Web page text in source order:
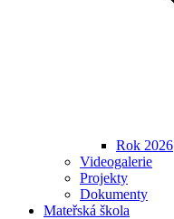
Rok 2026
Videogalerie
Projekty
Dokumenty
Mateřská škola